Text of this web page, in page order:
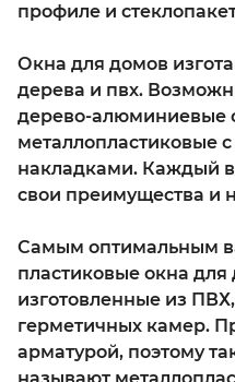
профиле и
Окна для домов
дерева и пвх.
дерево-алюминиевые
металлопластиковые
накладками. Каждый
свои преимущества и
Самым оптимальным
пластиковые окна
изготовленные из
герметичных камер.
арматурой, поэтому